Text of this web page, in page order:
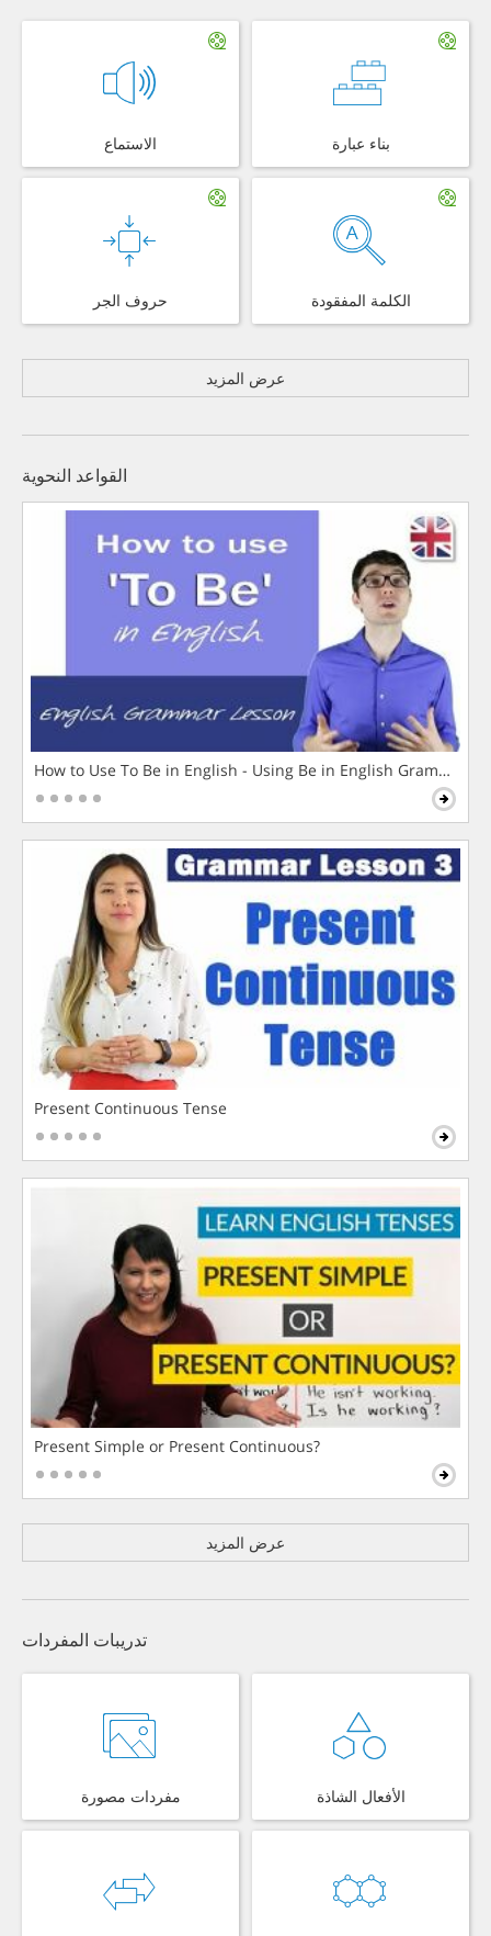
الاستماع بناء عبارة
حروف الجر الكلمة المفقودة
عرض المزيد
القواعد النحوية
How to Use To Be in English - Using Be in English Grammar
Present Continuous Tense
Present Simple or Present Continuous?
عرض المزيد
تدريبات المفردات
مفردات مصورة الأفعال الشاذة